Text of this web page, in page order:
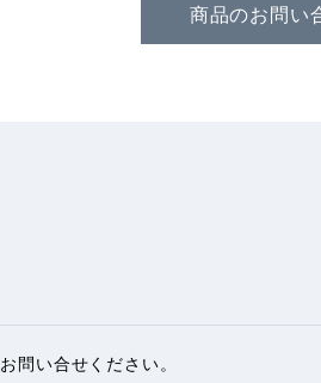
商品のお問い
問い合せください。